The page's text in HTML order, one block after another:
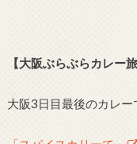
【大阪ぶらぶらカレー
大阪3日目最後のカレー